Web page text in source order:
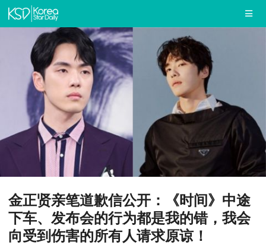
金正贤亲笔道歉信公开：《时间》中途
下车、发布会的行为都是我的错，我会
向受到伤害的所有人请求原谅！